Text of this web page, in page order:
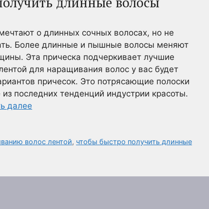
о длинных сочных волосах, но не
Более длинные и пышные волосы меняют
Эта прическа подчеркивает лучшие
для наращивания волос у вас будет
причесок. Это потрясающие полоски
последних тенденций индустрии красоты.
далее
волос лентой, чтобы быстро получить длинные